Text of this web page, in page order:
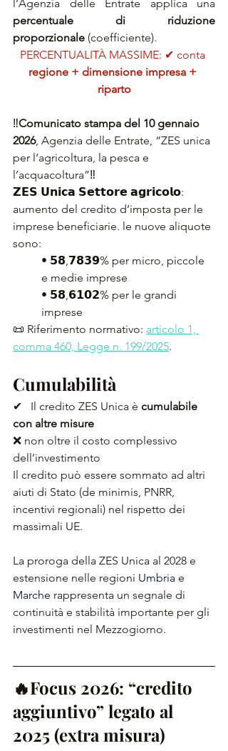
percentuale di riduzione
proporzionale (coefficiente).
PERCENTUALITÀ MASSIME: ✔ conta
regione + dimensione impresa +
riparto
‼️Comunicato stampa del 10 gennaio
2026, Agenzia delle Entrate, “ZES unica
per l’agricoltura, la pesca e
l’acquacoltura”‼️
𝗭𝗘𝗦 𝗨𝗻𝗶𝗰𝗮 𝗦𝗲𝘁𝘁𝗼𝗿𝗲 𝗮𝗴𝗿𝗶𝗰𝗼𝗹𝗼:
aumento del credito d’imposta per le
imprese beneficiarie. le nuove aliquote
sono:
• 𝟱𝟴,𝟳𝟴𝟯𝟵% per micro, piccole
e medie imprese
• 𝟱𝟴,𝟲𝟭𝟬𝟮% per le grandi
imprese
📜 Riferimento normativo: articolo 1,
comma 460, Legge n. 199/2025.
Cumulabilità
✔   Il credito ZES Unica è cumulabile
con altre misure
❌ non oltre il costo complessivo
dell’investimento
Il credito può essere sommato ad altri
aiuti di Stato (de minimis, PNRR,
incentivi regionali) nel rispetto dei
massimali UE.
La proroga della ZES Unica al 2028 e
estensione nelle regioni Umbria e
Marche rappresenta un segnale di
continuità e stabilità importante per gli
investimenti nel Mezzogiorno.
🔥Focus 2026: “credito
aggiuntivo” legato al
2025 (extra misura)